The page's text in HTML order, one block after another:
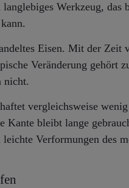
Werkzeug, das
Eisen. Mit der Zeit
Veränderung gehört
nicht.
vergleichsweise
Kante bleibt lange
Verformungen des